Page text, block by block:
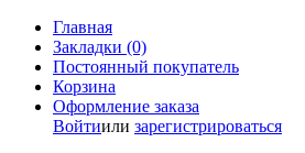
Главная
Закладки (0)
Постоянный покупатель
Корзина
Оформление заказа
Войтиили зарегистрироваться